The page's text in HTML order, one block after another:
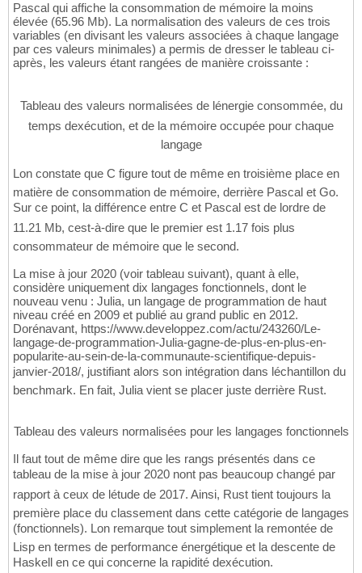
Pascal qui affiche la consommation de mémoire la moins
élevée (65.96 Mb). La normalisation des valeurs de ces trois
variables (en divisant les valeurs associées à chaque langage
par ces valeurs minimales) a permis de dresser le tableau ci-
après, les valeurs étant rangées de manière croissante :
Tableau des valeurs normalisées de lénergie consommée, du
temps dexécution, et de la mémoire occupée pour chaque
langage
Lon constate que C figure tout de même en troisième place en
matière de consommation de mémoire, derrière Pascal et Go.
Sur ce point, la différence entre C et Pascal est de lordre de
11.21 Mb, cest-à-dire que le premier est 1.17 fois plus
consommateur de mémoire que le second.
La mise à jour 2020 (voir tableau suivant), quant à elle,
considère uniquement dix langages fonctionnels, dont le
nouveau venu : Julia, un langage de programmation de haut
niveau créé en 2009 et publié au grand public en 2012.
Dorénavant, https://www.developpez.com/actu/243260/Le-
langage-de-programmation-Julia-gagne-de-plus-en-plus-en-
popularite-au-sein-de-la-communaute-scientifique-depuis-
janvier-2018/, justifiant alors son intégration dans léchantillon du
benchmark. En fait, Julia vient se placer juste derrière Rust.
Tableau des valeurs normalisées pour les langages fonctionnels
Il faut tout de même dire que les rangs présentés dans ce
tableau de la mise à jour 2020 nont pas beaucoup changé par
rapport à ceux de létude de 2017. Ainsi, Rust tient toujours la
première place du classement dans cette catégorie de langages
(fonctionnels). Lon remarque tout simplement la remontée de
Lisp en termes de performance énergétique et la descente de
Haskell en ce qui concerne la rapidité dexécution.